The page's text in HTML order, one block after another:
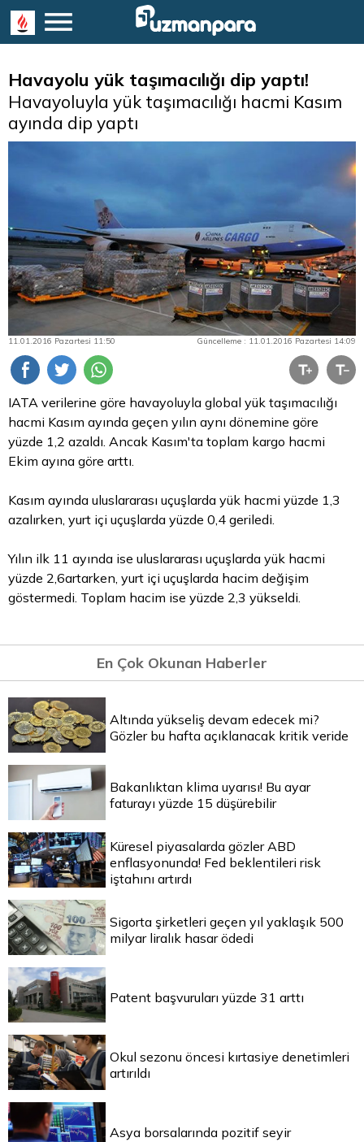
Havayolu yük taşımacılığı dip yaptı!
Havayoluyla yük taşımacılığı hacmi Kasım
ayında dip yaptı
11.01.2016 Pazartesi 11:50 Güncelleme : 11.01.2016 Pazartesi 14:09
IATA verilerine göre havayoluyla global yük taşımacılığı
hacmi Kasım ayında geçen yılın aynı dönemine göre
yüzde 1,2 azaldı. Ancak Kasım'ta toplam kargo hacmi
Ekim ayına göre arttı.
Kasım ayında uluslararası uçuşlarda yük hacmi yüzde 1,3
azalırken, yurt içi uçuşlarda yüzde 0,4 geriledi.
Yılın ilk 11 ayında ise uluslararası uçuşlarda yük hacmi
yüzde 2,6artarken, yurt içi uçuşlarda hacim değişim
göstermedi. Toplam hacim ise yüzde 2,3 yükseldi.
En Çok Okunan Haberler
Altında yükseliş devam edecek mi?
Gözler bu hafta açıklanacak kritik veride
Bakanlıktan klima uyarısı! Bu ayar
faturayı yüzde 15 düşürebilir
Küresel piyasalarda gözler ABD
enflasyonunda! Fed beklentileri risk
iştahını artırdı
Sigorta şirketleri geçen yıl yaklaşık 500
milyar liralık hasar ödedi
Patent başvuruları yüzde 31 arttı
Okul sezonu öncesi kırtasiye denetimleri
artırıldı
Asya borsalarında pozitif seyir